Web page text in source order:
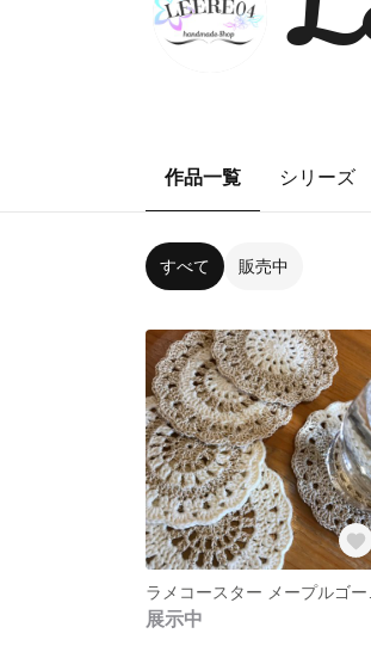
作品一覧 シリーズ
すべて 販売中
展示中